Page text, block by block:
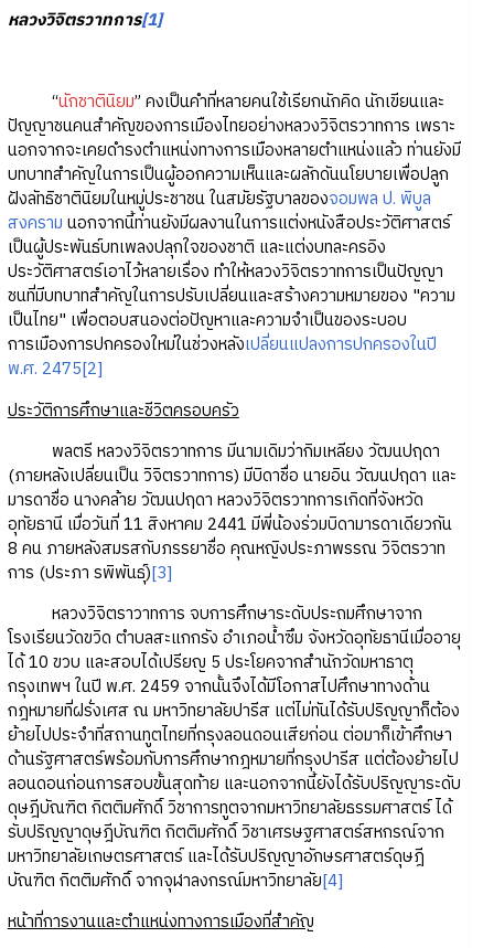
หลวงวิจิตรวาทการ[1]
“นักชาตินิยม” คงเป็นคำที่หลายคนใช้เรียกนักคิด นักเขียนและ
ปัญญาชนคนสำคัญของการเมืองไทยอย่างหลวงวิจิตรวาทการ เพราะ
นอกจากจะเคยดำรงตำแหน่งทางการเมืองหลายตำแหน่งแล้ว ท่านยังมี
บทบาทสำคัญในการเป็นผู้ออกความเห็นและผลักดันนโยบายเพื่อปลูก
ฝังลัทธิชาตินิยมในหมู่ประชาชน ในสมัยรัฐบาลของจอมพล ป. พิบูล
สงคราม นอกจากนี้ท่านยังมีผลงานในการแต่งหนังสือประวัติศาสตร์
เป็นผู้ประพันธ์บทเพลงปลุกใจของชาติ และแต่งบทละครอิง
ประวัติศาสตร์เอาไว้หลายเรื่อง ทำให้หลวงวิจิตรวาทการเป็นปัญญา
ชนที่มีบทบาทสำคัญในการปรับเปลี่ยนและสร้างความหมายของ "ความ
เป็นไทย" เพื่อตอบสนองต่อปัญหาและความจำเป็นของระบอบ
การเมืองการปกครองใหม่ในช่วงหลังเปลี่ยนแปลงการปกครองในปี
พ.ศ. 2475[2]
ประวัติการศึกษาและชีวิตครอบครัว
พลตรี หลวงวิจิตรวาทการ มีนามเดิมว่ากิมเหลียง วัฒนปฤดา
(ภายหลังเปลี่ยนเป็น วิจิตรวาทการ) มีบิดาชื่อ นายอิน วัฒนปฤดา และ
มารดาชื่อ นางคล้าย วัฒนปฤดา หลวงวิจิตรวาทการเกิดที่จังหวัด
อุทัยธานี เมื่อวันที่ 11 สิงหาคม 2441 มีพี่น้องร่วมบิดามารดาเดียวกัน
8 คน ภายหลังสมรสกับภรรยาชื่อ คุณหญิงประภาพรรณ วิจิตรวาท
การ (ประภา รพิพันธุ์)[3]
หลวงวิจิตราวาทการ จบการศึกษาระดับประถมศึกษาจาก
โรงเรียนวัดขวิด ตำบลสะแกกรัง อำเภอน้ำซึม จังหวัดอุทัยธานีเมื่ออายุ
ได้ 10 ขวบ และสอบได้เปรียญ 5 ประโยคจากสำนักวัดมหาธาตุ
กรุงเทพฯ ในปี พ.ศ. 2459 จากนั้นจึงได้มีโอกาสไปศึกษาทางด้าน
กฎหมายที่ฝรั่งเศส ณ มหาวิทยาลัยปารีส แต่ไม่ทันได้รับปริญญาก็ต้อง
ย้ายไปประจำที่สถานทูตไทยที่กรุงลอนดอนเสียก่อน ต่อมาก็เข้าศึกษา
ด้านรัฐศาสตร์พร้อมกับการศึกษากฎหมายที่กรุงปารีส แต่ต้องย้ายไป
ลอนดอนก่อนการสอบขั้นสุดท้าย และนอกจากนี้ยังได้รับปริญญาระดับ
ดุษฎีบัณฑิต กิตติมศักดิ์ วิชาการทูตจากมหาวิทยาลัยธรรมศาสตร์ ได้
รับปริญญาดุษฎีบัณฑิต กิตติมศักดิ์ วิชาเศรษฐศาสตร์สหกรณ์จาก
มหาวิทยาลัยเกษตรศาสตร์ และได้รับปริญญาอักษรศาสตร์ดุษฎี
บัณฑิต กิตติมศักดิ์ จากจุฬาลงกรณ์มหาวิทยาลัย[4]
หน้าที่การงานและตำแหน่งทางการเมืองที่สำคัญ